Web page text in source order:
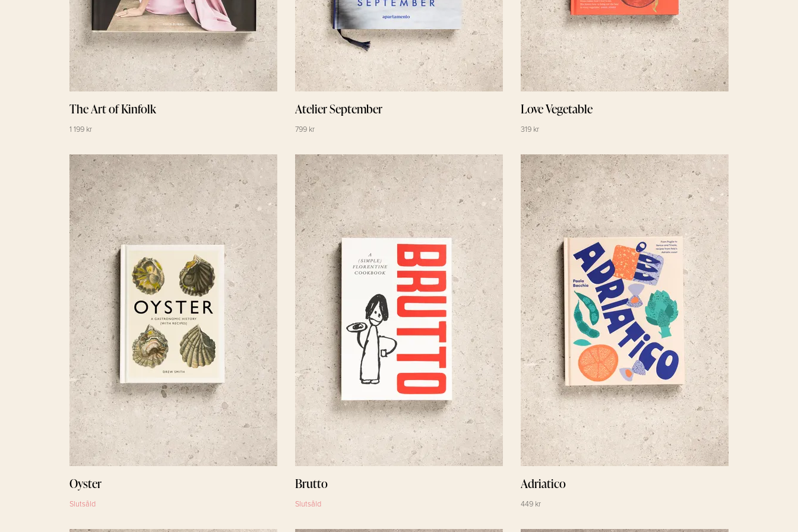
The Art of Kinfolk
1 199 kr
Atelier September
799 kr
Love Vegetable
319 kr
Oyster
Slutsåld
Brutto
Slutsåld
Adriatico
449 kr